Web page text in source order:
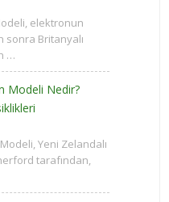
elektronun
sonra Britanyalı
…
Modeli Nedir?
Yeni Zelandalı
tarafından,